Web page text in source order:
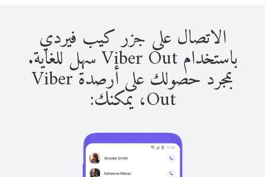
الاتصال على جزر كيب فيردي
باستخدام Viber Out سهل للغاية.
بمجرد حصولك على أرصدة Viber
Out، يمكنك: